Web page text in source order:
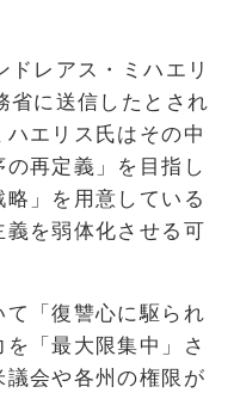
ドレアス・ミハエリ
省に送信したとされ
エリス氏はその中
再定義」を目指し
略」を用意している
義を弱体化させる可
て「復讐心に駆られ
「最大限集中」さ
会や各州の権限が